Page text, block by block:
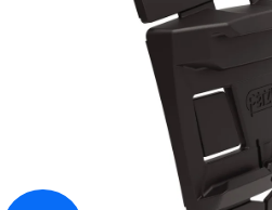
hvězdiček.